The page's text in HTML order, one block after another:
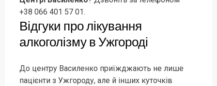
+38 066 401 57 01.
Відгуки про лікування
алкоголізму в Ужгороді
До центру Василенко приїжджають не лише
пацієнти з Ужгороду, але й інших куточків